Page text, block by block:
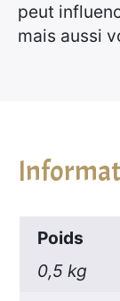
peut
mais aussi
Poids
0,5 kg